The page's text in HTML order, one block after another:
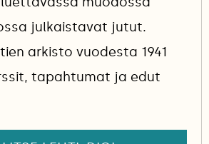
julkaistavat jutut.
arkisto vuodesta 1941
tapahtumat ja edut